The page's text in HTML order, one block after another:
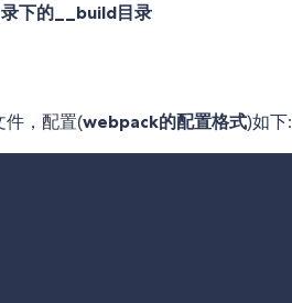
下的__build目录
件，配置(webpack的配置格式)如下: